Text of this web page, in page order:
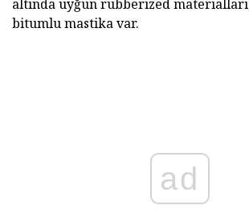
altında uyğun rubberized
bitumlu mastika var.
ad